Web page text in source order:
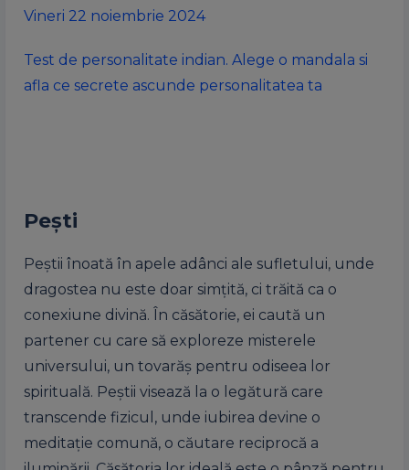
Vineri 22 noiembrie 2024
Test de personalitate indian. Alege o mandala si
afla ce secrete ascunde personalitatea ta
Pești
Peștii înoată în apele adânci ale sufletului, unde
dragostea nu este doar simțită, ci trăită ca o
conexiune divină. În căsătorie, ei caută un
partener cu care să exploreze misterele
universului, un tovarăș pentru odiseea lor
spirituală. Peștii visează la o legătură care
transcende fizicul, unde iubirea devine o
meditație comună, o căutare reciprocă a